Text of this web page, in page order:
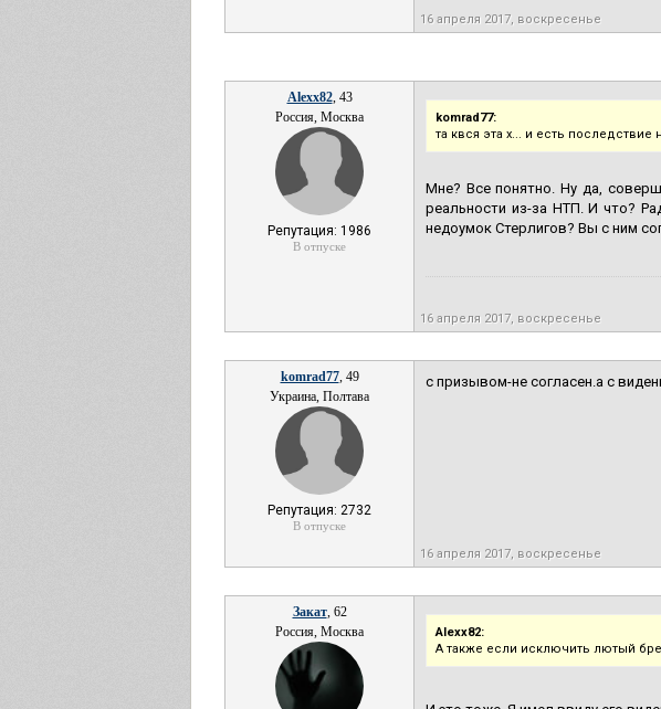
16 апреля 2017, воскресенье
Alexx82, 43
Россия, Москва
Репутация: 1986
В отпуске
komrad77:
та квся эта х... и есть последствие
Мне? Все понятно. Ну да,
реальности из-за НТП. И что?
недоумок Стерлигов? Вы с ним
16 апреля 2017, воскресенье
komrad77, 49
Украина, Полтава
Репутация: 2732
В отпуске
с призывом-не согласен.а с
16 апреля 2017, воскресенье
Закат, 62
Россия, Москва
Alexx82:
А также если исключить лютый